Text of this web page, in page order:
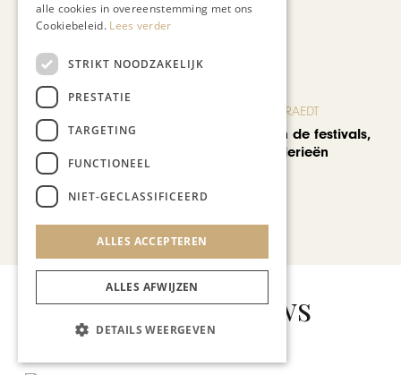
BLOG JO CORTENRAEDT
We verzuipen in de festivals,
feesten en braderieën
Bekijk alle artikelen
Gerelateerd nieuws
alle cookies in overeenstemming met ons
Cookiebeleid. Lees verder
STRIKT NOODZAKELIJK
PRESTATIE
TARGETING
FUNCTIONEEL
NIET-GECLASSIFICEERD
ALLES ACCEPTEREN
ALLES AFWIJZEN
DETAILS WEERGEVEN